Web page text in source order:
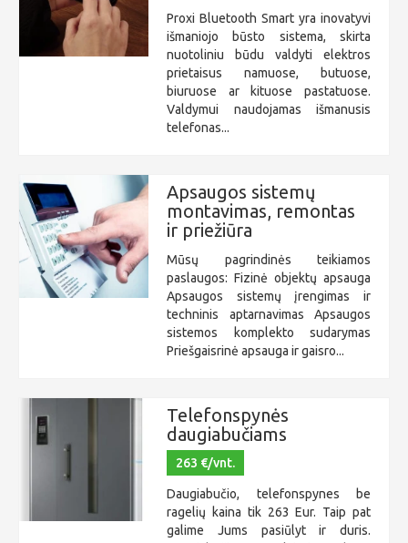
Proxi Bluetooth Smart yra inovatyvi
išmaniojo būsto sistema, skirta
nuotoliniu būdu valdyti elektros
prietaisus namuose, butuose,
biuruose ar kituose pastatuose.
Valdymui naudojamas išmanusis
telefonas...
Apsaugos sistemų
montavimas, remontas
ir priežiūra
Mūsų pagrindinės teikiamos
paslaugos: Fizinė objektų apsauga
Apsaugos sistemų įrengimas ir
techninis aptarnavimas Apsaugos
sistemos komplekto sudarymas
Priešgaisrinė apsauga ir gaisro...
Telefonspynės
daugiabučiams
263 €/vnt.
Daugiabučio, telefonspynes be
ragelių kaina tik 263 Eur. Taip pat
galime Jums pasiūlyt ir duris.